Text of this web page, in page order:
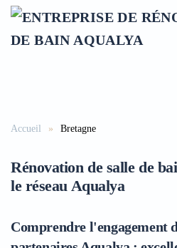
Accéder au contenu principal
Accueil Bretagne
Rénovation de salle de
le réseau Aqualya
Comprendre l'engagement